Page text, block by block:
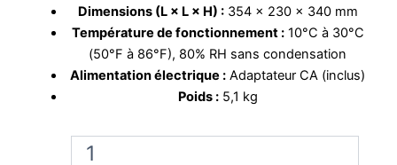
Dimensions (L × L × H) : 354 × 230 × 340 mm
Température de fonctionnement : 10°C à 30°C
(50°F à 86°F), 80% RH sans condensation
Alimentation électrique : Adaptateur CA (inclus)
Poids : 5,1 kg
quantité